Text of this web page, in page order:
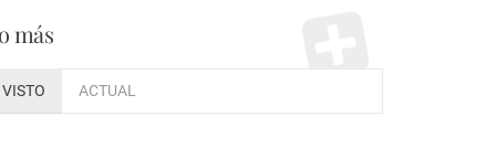
más
VISTO ACTUAL